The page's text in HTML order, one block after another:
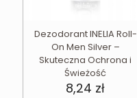
Dezodorant INELIA Roll-
On Men Silver –
Skuteczna Ochrona i
Świeżość
8,24 zł